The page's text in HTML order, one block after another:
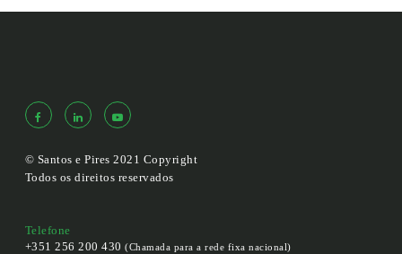
© Santos e Pires 2021 Copyright
Todos os direitos reservados
Telefone
+351 256 200 430(Chamada para a rede fixa nacional)